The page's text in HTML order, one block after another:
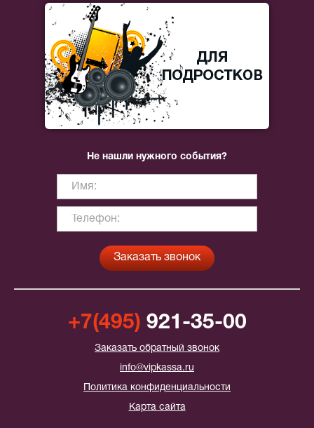
Не нашли нужного события?
+7(495) 921-35-00
Заказать обратный звонок
info@vipkassa.ru
Политика конфиденциальности
Карта сайта